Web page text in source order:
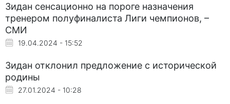
Зидан сенсационно на пороге назначения
тренером полуфиналиста Лиги чемпионов, –
СМИ
19.04.2024 - 15:52
Зидан отклонил предложение с исторической
родины
27.01.2024 - 10:28